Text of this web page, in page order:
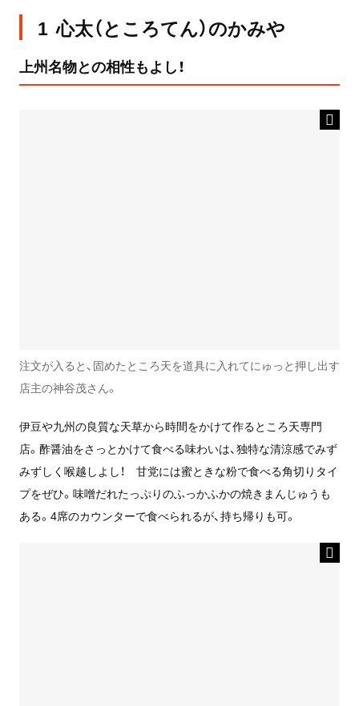
1 心太（ところてん）のかみや
上州名物との相性もよし！
注文が入ると、固めたところ天を道具に入れてにゅっと押し出す
店主の神谷茂さん。
伊豆や九州の良質な天草から時間をかけて作るところ天専門
店。酢醤油をさっとかけて食べる味わいは、独特な清涼感でみず
みずしく喉越しよし！ 甘党には蜜ときな粉で食べる角切りタイ
プをぜひ。味噌だれたっぷりのふっかふかの焼きまんじゅうも
ある。4席のカウンターで食べられるが、持ち帰りも可。